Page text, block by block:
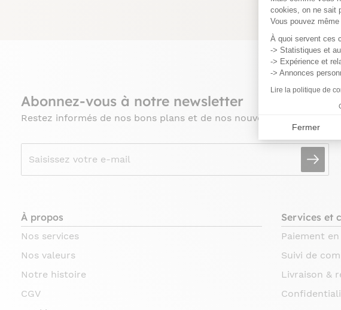
cookies, on ne sait
Vous pouvez
À quoi servent ces
-> Statistiques et
-> Expérience et
-> Annonces
Lire la politique de
Fermer
Abonnez-vous à notre newsletter
Restez informés de nos bons plans et de nos nouveautés !
À propos
Nos services
Nos valeurs
Notre histoire
CGV
Services et
Paiement
Suivi de
Livraison &